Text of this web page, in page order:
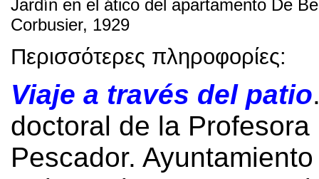
Jardín en el ático del apartamento De
Corbusier, 1929
Περισσότερες πληροφορίες:
Viaje a través del patio
doctoral de la Profesora
Pescador.